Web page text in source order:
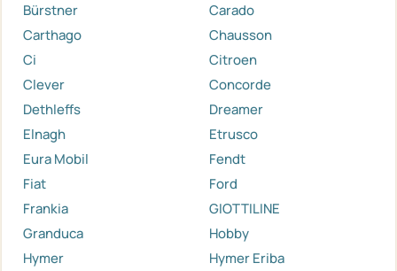
Bürstner
Carado
Carthago
Chausson
Ci
Citroen
Clever
Concorde
Dethleffs
Dreamer
Elnagh
Etrusco
Eura Mobil
Fendt
Fiat
Ford
Frankia
GIOTTILINE
Granduca
Hobby
Hymer
Hymer Eriba